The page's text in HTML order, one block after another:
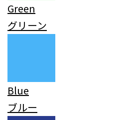
Green
グリーン
Blue
ブルー